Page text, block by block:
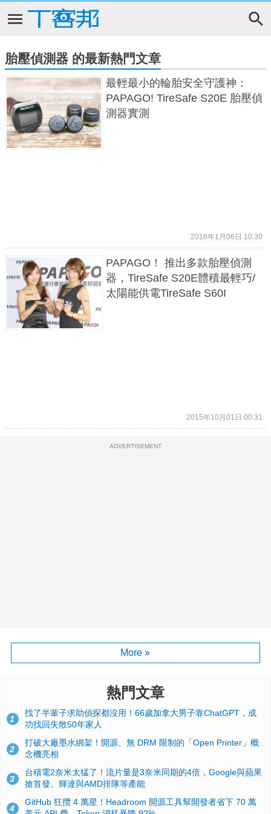
胎壓偵測器 的最新熱門文章
最輕最小的輪胎安全守護神：
PAPAGO! TireSafe S20E 胎壓偵
測器實測
2016年1月06日 10:30
PAPAGO！ 推出多款胎壓偵測
器，TireSafe S20E體積最輕巧/
太陽能供電TireSafe S60I
2015年10月01日 00:31
ADVERTISEMENT
More »
熱門文章
1
找了半輩子求助偵探都沒用！66歲加拿大男子靠ChatGPT，成
功找回失散50年家人
2
打破大廠墨水綁架！開源、無 DRM 限制的「Open Printer」概
念機亮相
3
台積電2奈米太猛了！流片量是3奈米同期的4倍，Google與蘋果
搶首發、輝達與AMD排隊等產能
4
GitHub 狂攬 4 萬星！Headroom 開源工具幫開發者省下 70 萬